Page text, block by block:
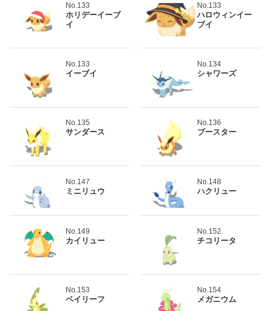
No.133
ホリデーイーブ
イ
No.133
ハロウィンイー
ブイ
No.133
イーブイ
No.134
シャワーズ
No.135
サンダース
No.136
ブースター
No.147
ミニリュウ
No.148
ハクリュー
No.149
カイリュー
No.152
チコリータ
No.153
ベイリーフ
No.154
メガニウム